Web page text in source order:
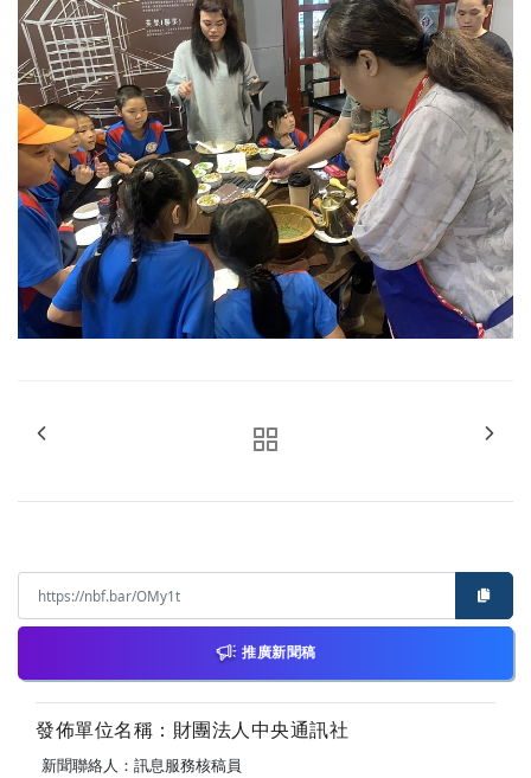
推廣新聞稿
發佈單位名稱：財團法人中央通訊社
新聞聯絡人：訊息服務核稿員